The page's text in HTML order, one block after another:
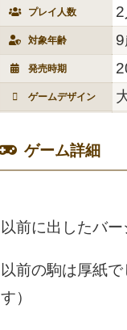
プレイ人数 2
対象年齢
発売時期
ゲームデザイン
ゲーム詳細
以前に出したバー
以前の駒は厚紙
す）